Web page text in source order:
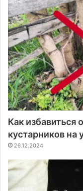
Как избавиться
кустарников на
26.12.2024